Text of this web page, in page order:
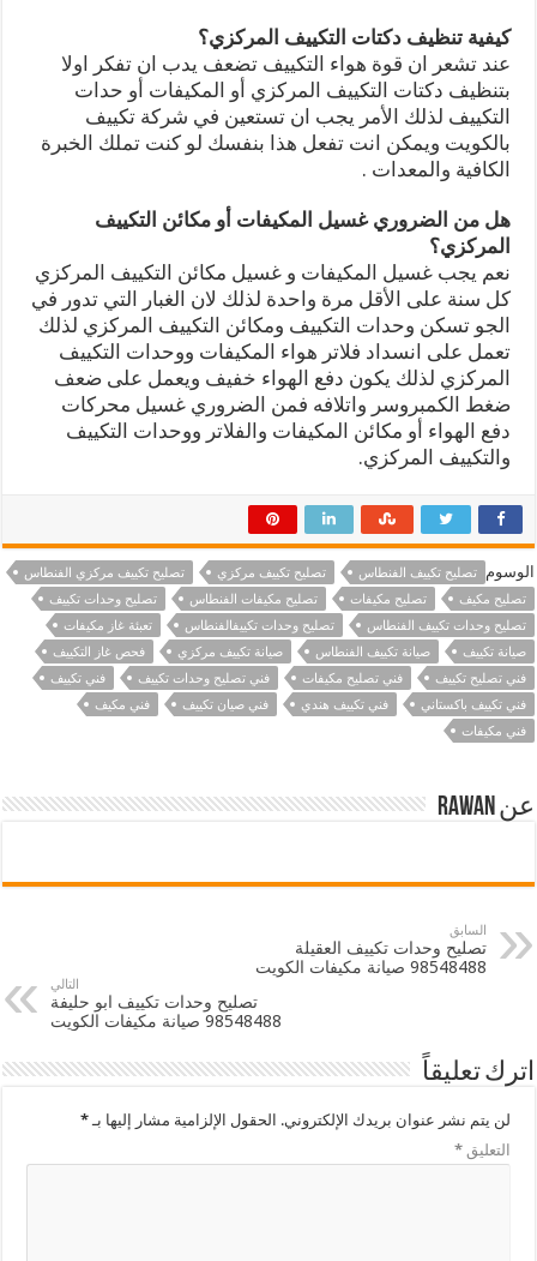
كيفية تنظيف دكتات التكييف المركزي؟
عند تشعر ان قوة هواء التكييف تضعف يدب ان تفكر اولا
بتنظيف دكتات التكييف المركزي أو المكيفات أو حدات
التكييف لذلك الأمر يجب ان تستعين في شركة تكييف
بالكويت ويمكن انت تفعل هذا بنفسك لو كنت تملك الخبرة
الكافية والمعدات .
هل من الضروري غسيل المكيفات أو مكائن التكييف
المركزي؟
نعم يجب غسيل المكيفات و غسيل مكائن التكييف المركزي
كل سنة على الأقل مرة واحدة لذلك لان الغبار التي تدور في
الجو تسكن وحدات التكييف ومكائن التكييف المركزي لذلك
تعمل على انسداد فلاتر هواء المكيفات ووحدات التكييف
المركزي لذلك يكون دفع الهواء خفيف ويعمل على ضعف
ضغط الكمبروسر واتلافه فمن الضروري غسيل محركات
دفع الهواء أو مكائن المكيفات والفلاتر ووحدات التكييف
والتكييف المركزي.
الوسوم تصليح تكييف الفنطاس تصليح تكييف مركزي
تصليح تكييف مركزي الفنطاس
تصليح مكيف
تصليح مكيفات تصليح مكيفات الفنطاس
تصليح وحدات تكييف
تصليح وحدات تكييف الفنطاس
تصليح وحدات تكييفالفنطاس
تعبئة غاز مكيفات
صيانة تكييف
صيانة تكييف الفنطاس صيانة تكييف مركزي
فحص غاز التكييف
فني تصليح تكييف
فني تصليح مكيفات فني تصليح وحدات تكييف
فني تكييف
فني تكييف باكستاني
فني تكييف هندي فني صيان تكييف
فني مكيف
فني مكيفات
عن Rawan
السابق
تصليح وحدات تكييف العقيلة
98548488 صيانة مكيفات الكويت
التالي
تصليح وحدات تكييف ابو حليفة
98548488 صيانة مكيفات الكويت
اترك تعليقاً
لن يتم نشر عنوان بريدك الإلكتروني. الحقول الإلزامية مشار إليها بـ*
التعليق*